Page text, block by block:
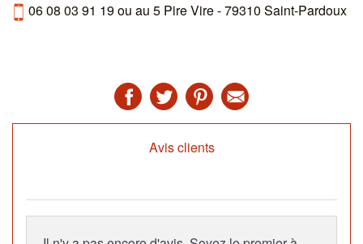
06 08 03 91 19 ou au 5 Pire Vire - 79310 Saint-Pardoux
Avis clients